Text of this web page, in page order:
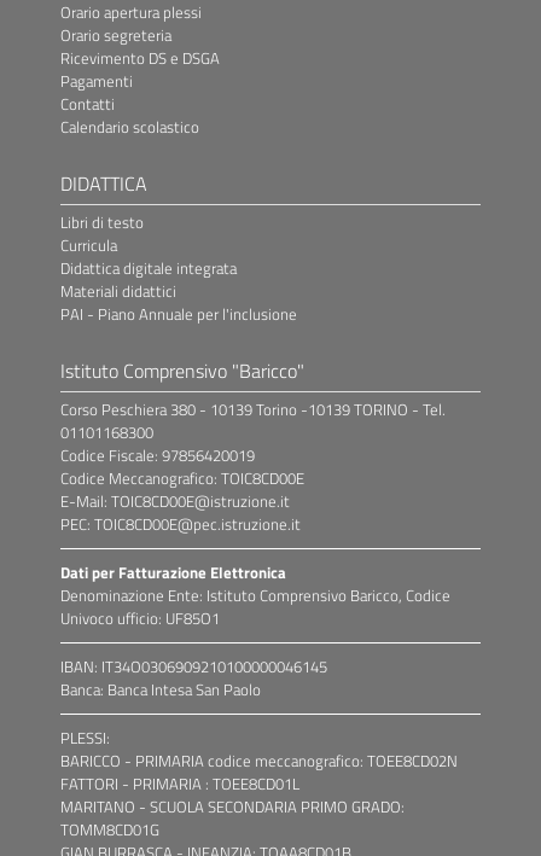
Orario apertura plessi
Orario segreteria
Ricevimento DS e DSGA
Pagamenti
Contatti
Calendario scolastico
DIDATTICA
Libri di testo
Curricula
Didattica digitale integrata
Materiali didattici
PAI - Piano Annuale per l'inclusione
Istituto Comprensivo "Baricco"
Corso Peschiera 380 - 10139 Torino -10139 TORINO - Tel.
01101168300
Codice Fiscale: 97856420019
Codice Meccanografico: TOIC8CD00E
E-Mail: TOIC8CD00E@istruzione.it
PEC: TOIC8CD00E@pec.istruzione.it
Dati per Fatturazione Elettronica
Denominazione Ente: Istituto Comprensivo Baricco, Codice
Univoco ufficio: UF85O1
IBAN: IT34O0306909210100000046145
Banca: Banca Intesa San Paolo
PLESSI:
BARICCO - PRIMARIA codice meccanografico: TOEE8CD02N
FATTORI - PRIMARIA : TOEE8CD01L
MARITANO - SCUOLA SECONDARIA PRIMO GRADO:
TOMM8CD01G